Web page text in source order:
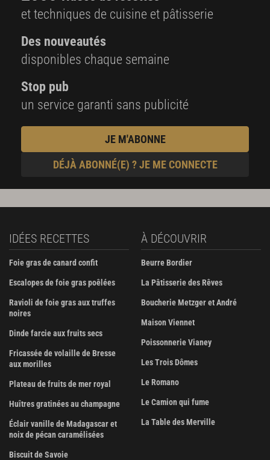
et techniques de cuisine et pâtisserie
Des nouveautés
disponibles chaque semaine
Stop pub
un service garanti sans publicité
JE M'ABONNE
DÉJÀ ABONNÉ(E) ? JE ME CONNECTE
IDÉES RECETTES
Foie gras de canard confit
Escalopes de foie gras poêlées
Ravioli de foie gras aux truffes
noires
Dinde farcie aux fruits secs
Fricassée de volaille de Bresse
aux morilles
Plateau de fruits de mer royal
Huîtres gratinées au champagne
Éclair vanille de Madagascar et
noix de pécan caramélisées
Biscuit de Savoie
À DÉCOUVRIR
Beurre Bordier
La Pâtisserie des Rêves
Boucherie Metzger et André
Maison Viennet
Poissonnerie Vianey
Les Trois Dômes
Le Romano
Le Camion qui fume
La Table des Merville